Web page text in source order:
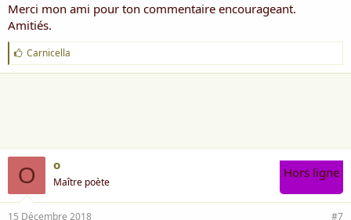
Merci mon ami pour ton commentaire encourageant.
Amitiés.
J
'
a
Carnicella
O o
Maître poète
Hors ligne
15 Décembre 2018 #7